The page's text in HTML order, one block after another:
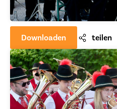
Downloaden teilen